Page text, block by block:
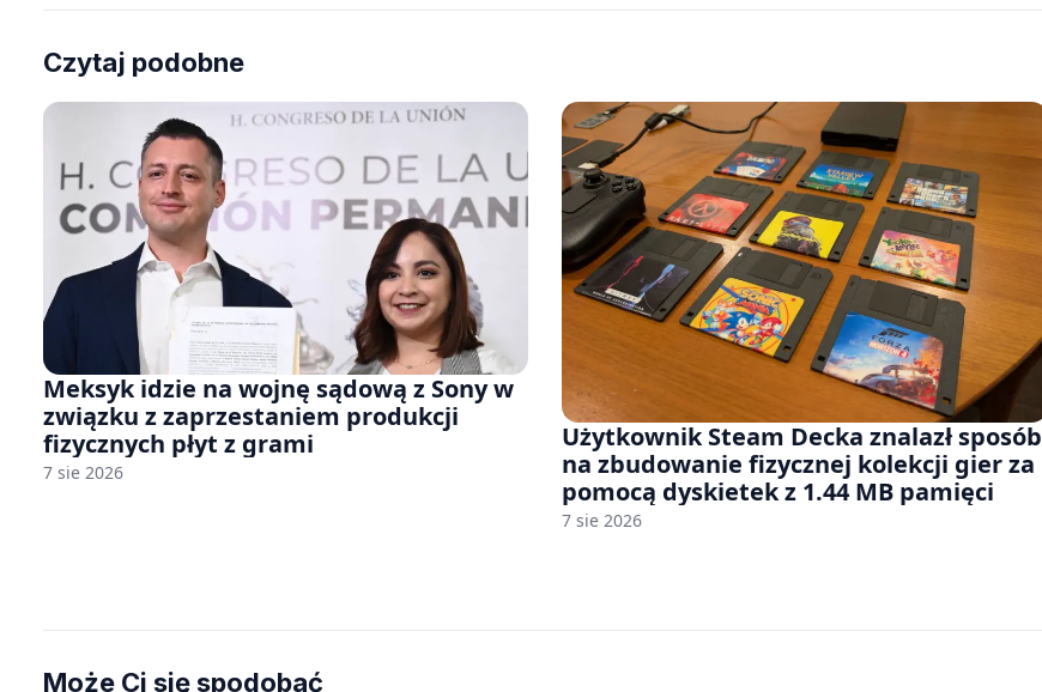
Czytaj podobne
Meksyk idzie na wojnę sądową z Sony w
związku z zaprzestaniem produkcji
fizycznych płyt z grami
7 sie 2026
Użytkownik Steam Decka znalazł sposób
na zbudowanie fizycznej kolekcji gier za
pomocą dyskietek z 1.44 MB pamięci
7 sie 2026
Może Ci się spodobać